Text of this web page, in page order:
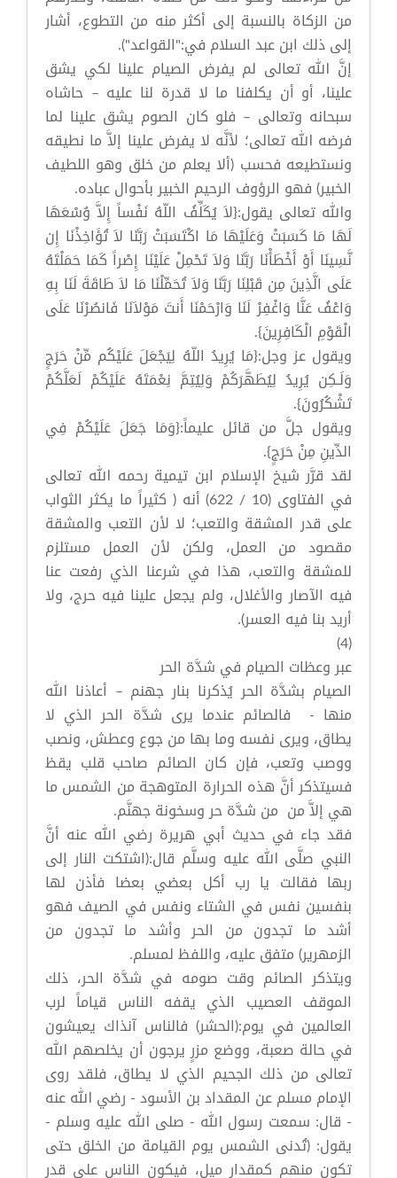
من الزكاة بالنسبة إلى أكثر منه من التطوع، أشار
إلى ذلك ابن عبد السلام في:"القواعد").
إنَّ الله تعالى لم يفرض الصيام علينا لكي يشق
علينا، أو أن يكلفنا ما لا قدرة لنا عليه – حاشاه
سبحانه وتعالى – فلو كان الصوم يشق علينا لما
فرضه الله تعالى؛ لأنَّه لا يفرض علينا إلاَّ ما نطيقه
ونستطيعه فحسب (ألا يعلم من خلق وهو اللطيف
الخبير) فهو الرؤوف الرحيم الخبير بأحوال عباده.
والله تعالى يقول:{لاَ يُكَلِّفُ اللّهُ نَفْساً إِلاَّ وُسْعَهَا
لَهَا مَا كَسَبَتْ وَعَلَيْهَا مَا اكْتَسَبَتْ رَبَّنَا لاَ تُؤَاخِذْنَا إِن
نَّسِينَا أَوْ أَخْطَأْنَا رَبَّنَا وَلاَ تَحْمِلْ عَلَيْنَا إِصْراً كَمَا حَمَلْتَهُ
عَلَى الَّذِينَ مِن قَبْلِنَا رَبَّنَا وَلاَ تُحَمِّلْنَا مَا لاَ طَاقَةَ لَنَا بِهِ
وَاعْفُ عَنَّا وَاغْفِرْ لَنَا وَارْحَمْنَا أَنتَ مَوْلاَنَا فَانصُرْنَا عَلَى
الْقَوْمِ الْكَافِرِينَ}.
ويقول عز وجل:{مَا يُرِيدُ اللّهُ لِيَجْعَلَ عَلَيْكُم مِّنْ حَرَجٍ
وَلَـكِن يُرِيدُ لِيُطَهَّرَكُمْ وَلِيُتِمَّ نِعْمَتَهُ عَلَيْكُمْ لَعَلَّكُمْ
تَشْكُرُونَ}.
ويقول جلَّ من قائل عليماً:{وَمَا جَعَلَ عَلَيْكُمْ فِي
الدِّينِ مِنْ حَرَجٍ}.
لقد قرَّر شيخ الإسلام ابن تيمية رحمه الله تعالى
في الفتاوى (10 / 622) أنه ( كثيراً ما يكثر الثواب
على قدر المشقة والتعب؛ لا لأن التعب والمشقة
مقصود من العمل، ولكن لأن العمل مستلزم
للمشقة والتعب، هذا في شرعنا الذي رفعت عنا
فيه الآصار والأغلال، ولم يجعل علينا فيه حرج، ولا
أريد بنا فيه العسر).
(4)
عبر وعظات الصيام في شدَّة الحر
الصيام بشدَّة الحر يُذكرنا بنار جهنم – أعاذنا الله
منها - فالصائم عندما يرى شدَّة الحر الذي لا
يطاق، ويرى نفسه وما بها من جوع وعطش، ونصب
ووصب وتعب، فإن كان الصائم صاحب قلب يقظ
فسيتذكر أنَّ هذه الحرارة المتوهجة من الشمس ما
هي إلاَّ من من شدَّة حر وسخونة جهنَّم.
فقد جاء في حديث أبي هريرة رضي الله عنه أنَّ
النبي صلَّى الله عليه وسلَّم قال:(اشتكت النار إلى
ربها فقالت يا رب أكل بعضي بعضا فأذن لها
بنفسين نفس في الشتاء ونفس في الصيف فهو
أشد ما تجدون من الحر وأشد ما تجدون من
الزمهرير) متفق عليه، واللفظ لمسلم.
ويتذكر الصائم وقت صومه في شدَّة الحر، ذلك
الموقف العصيب الذي يقفه الناس قياماً لرب
العالمين في يوم:(الحشر) فالناس آنذاك يعيشون
في حالة صعبة، ووضع مزرٍ يرجون أن يخلصهم الله
تعالى من ذلك الجحيم الذي لا يطاق، فلقد روى
الإمام مسلم عن المقداد بن الأسود - رضي الله عنه
- قال: سمعت رسول الله - صلى الله عليه وسلم -
يقول: (تُدنى الشمس يوم القيامة من الخلق حتى
تكون منهم كمقدار ميل، فيكون الناس على قدر